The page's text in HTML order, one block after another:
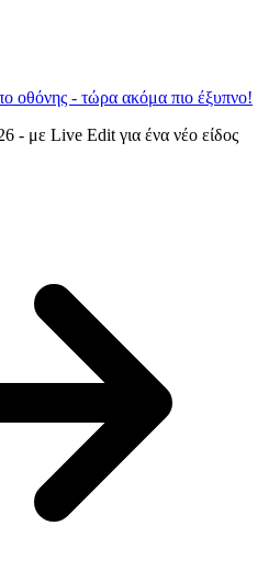
οθόνης - τώρα ακόμα πιο έξυπνο!
- με Live Edit για ένα νέο είδος